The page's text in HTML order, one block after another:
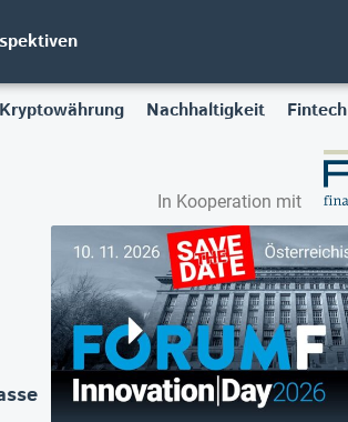
Kryptowährung Nachhaltigkeit Fintech
In Kooperation mit